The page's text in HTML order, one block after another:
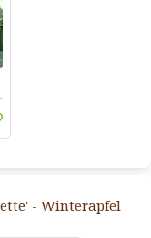
Gate'
- Winterapfel